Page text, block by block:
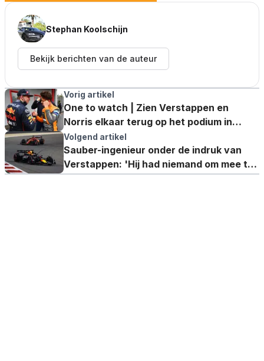
Stephan Koolschijn
Bekijk berichten van de auteur
Vorig artikel
One to watch | Zien Verstappen en
Norris elkaar terug op het podium in
Saoedi-Arabië?
Volgend artikel
Sauber-ingenieur onder de indruk van
Verstappen: 'Hij had niemand om mee te
vechten'